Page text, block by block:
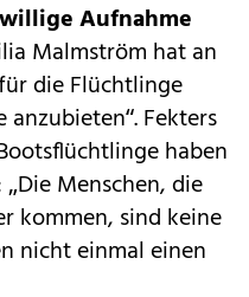
Aufnahme
Malmström hat an
die Flüchtlinge
Fekters
haben
Menschen, die
kommen, sind keine
nicht einmal einen